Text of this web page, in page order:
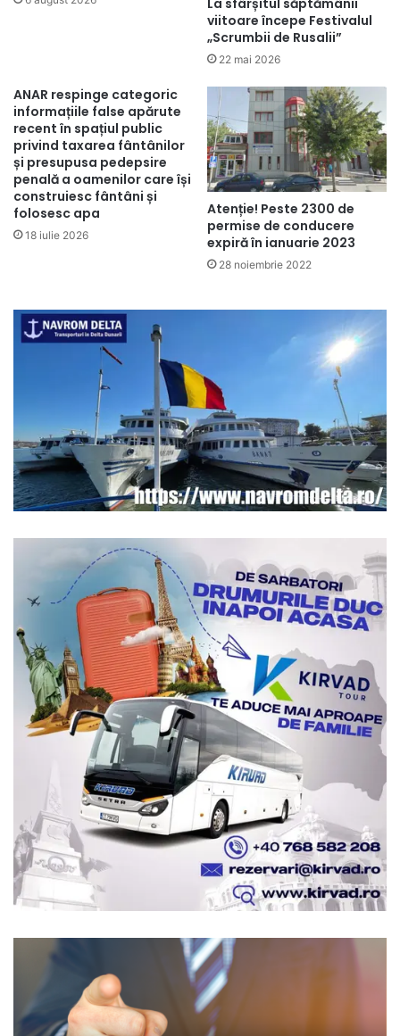
viitoare începe Festivalul
„Scrumbii de Rusalii”
22 mai 2026
ANAR respinge categoric
informațiile false apărute
recent în spațiul public
privind taxarea fântânilor
și presupusa pedepsire
penală a oamenilor care își
construiesc fântâni și
folosesc apa
18 iulie 2026
Atenție! Peste 2300 de
permise de conducere
expiră în ianuarie 2023
28 noiembrie 2022